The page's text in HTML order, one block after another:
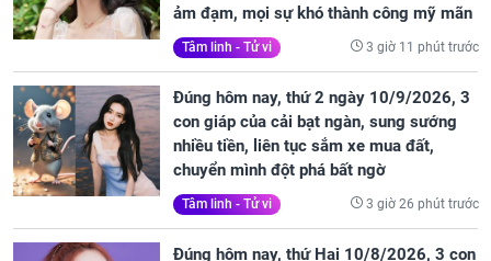
ảm đạm, mọi sự khó thành công mỹ mãn
Tâm linh - Tử vi 3 giờ 11 phút trước
Đúng hôm nay, thứ 2 ngày 10/9/2026, 3
con giáp của cải bạt ngàn, sung sướng
nhiều tiền, liên tục sắm xe mua đất,
chuyển mình đột phá bất ngờ
Tâm linh - Tử vi 3 giờ 26 phút trước
Đúng hôm nay, thứ Hai 10/8/2026, 3 con